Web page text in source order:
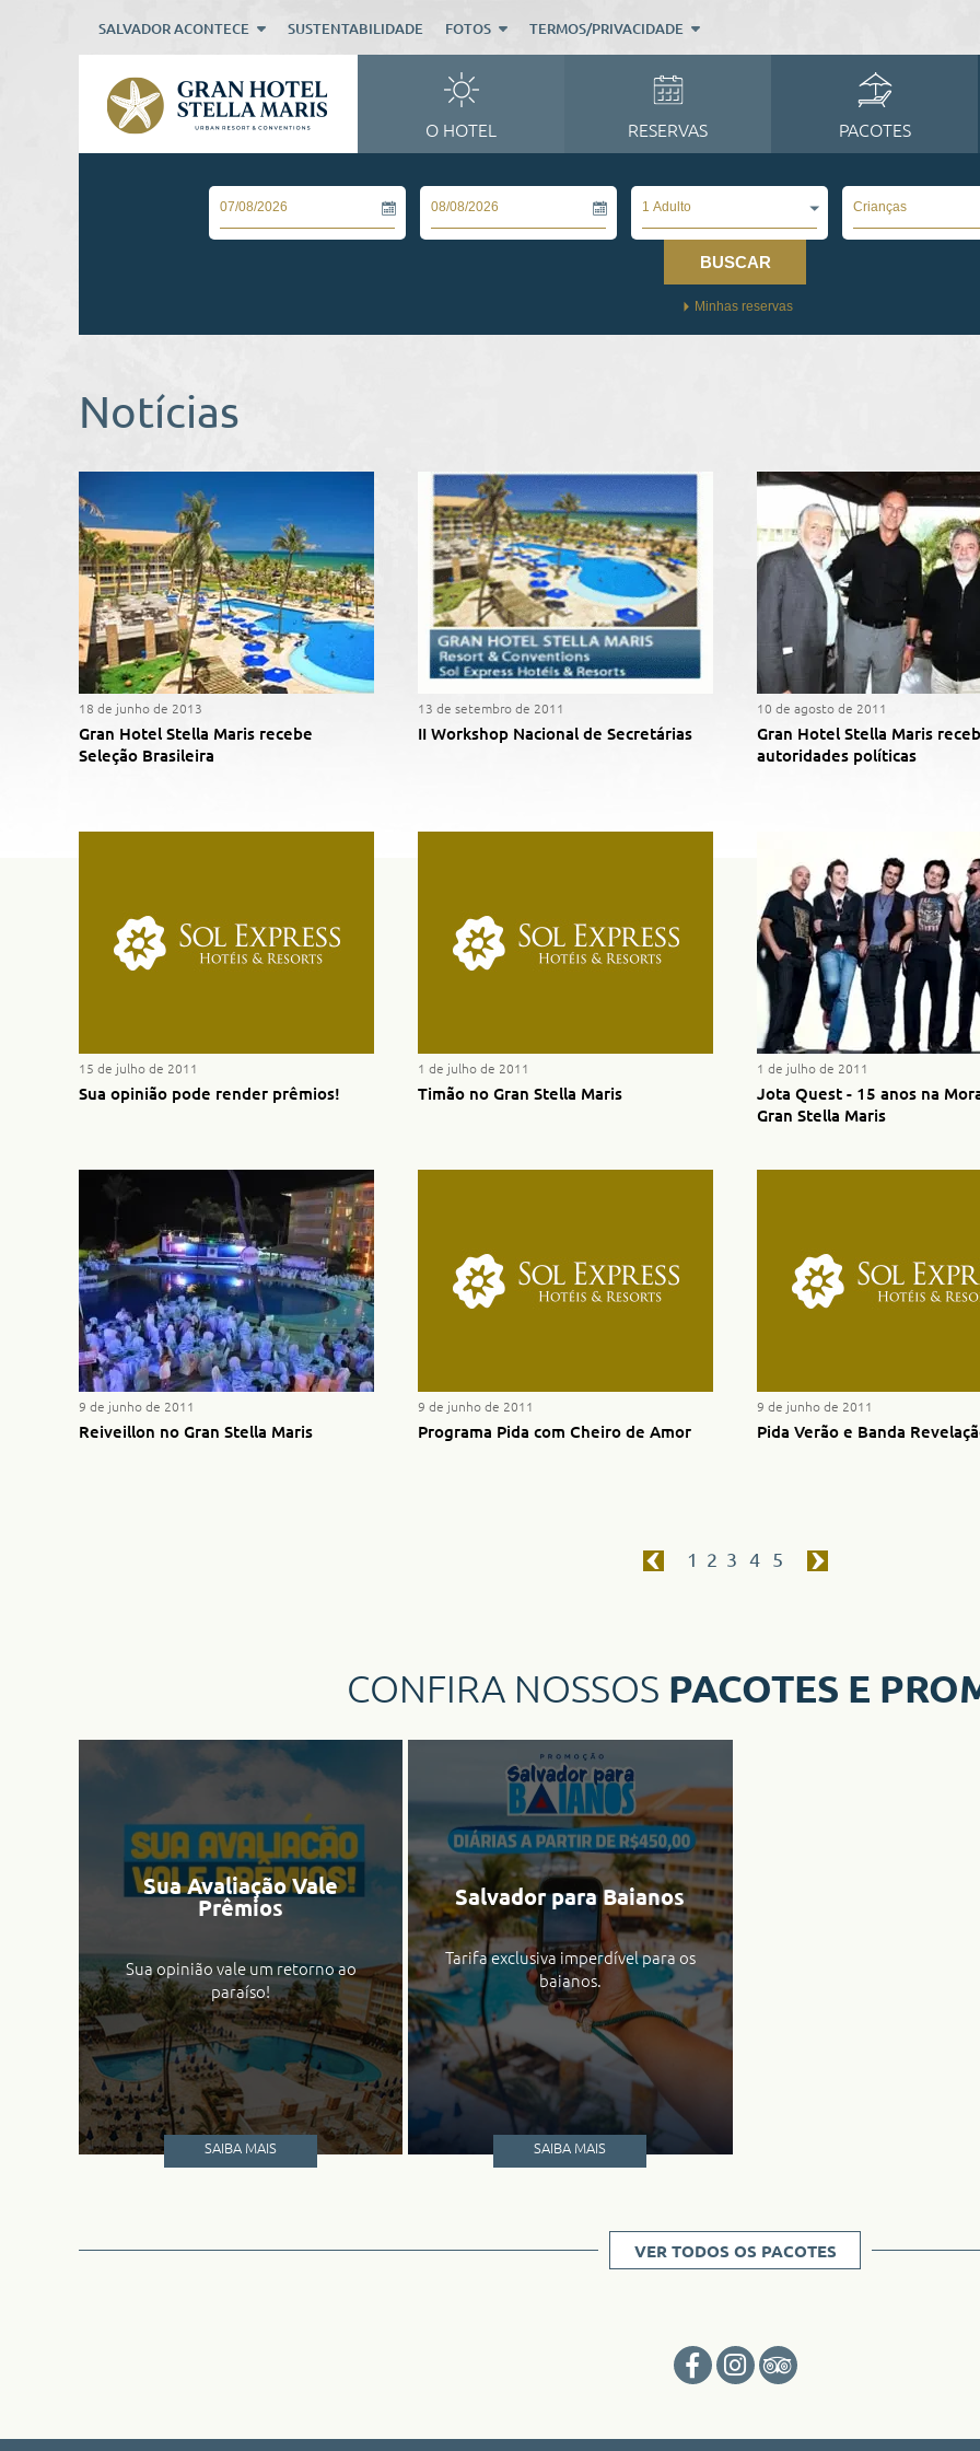
SALVADOR ACONTECE SUSTENTABILIDADE FOTOS TERMOS/PRIVACIDADE
O HOTEL RESERVAS PACOTES
1 Adulto Crianças
BUSCAR
Minhas reservas
Notícias
18 de junho de 2013
Gran Hotel Stella Maris recebe
Seleção Brasileira
13 de setembro de 2011
II Workshop Nacional de Secretárias
10 de agosto de 2011
Gran Hotel Stella Maris
autoridades políticas
15 de julho de 2011
Sua opinião pode render prêmios!
1 de julho de 2011
Timão no Gran Stella Maris
1 de julho de 2011
Jota Quest - 15 anos na
Gran Stella Maris
9 de junho de 2011
Reiveillon no Gran Stella Maris
9 de junho de 2011
Programa Pida com Cheiro de Amor
9 de junho de 2011
Pida Verão e Banda
1 2 3 4 5
CONFIRA NOSSOS PACOTES E
Sua Avaliação Vale
Prêmios
Sua opinião vale um retorno ao
paraíso!
SAIBA MAIS
Salvador para Baianos
Tarifa exclusiva imperdível para os
baianos.
SAIBA MAIS
VER TODOS OS PACOTES